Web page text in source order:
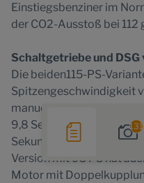
131
Einstiegsbenziner im
der CO2-Ausstoß bei 112
Schaltgetriebe und DSG
Die beiden115-PS-
Spitzengeschwindigkeit
manuellem Getriebe
9,8 Sekunden, während
Sekunden dafür nur
Version mit 95 PS hat
Motor mit